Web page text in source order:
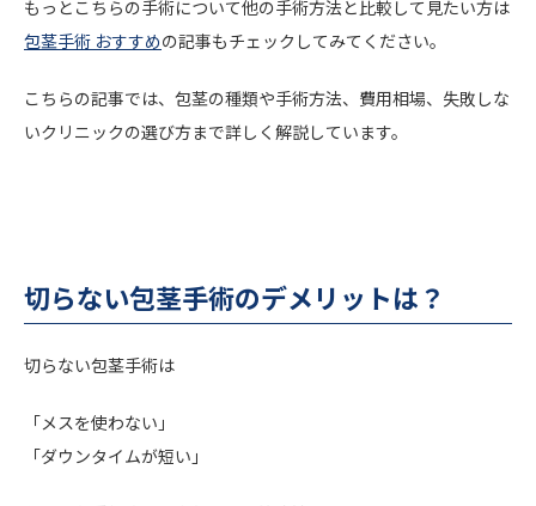
もっとこちらの手術について他の手術方法と比較して見たい方は
包茎手術 おすすめの記事もチェックしてみてください。
こちらの記事では、包茎の種類や手術方法、費用相場、失敗しな
いクリニックの選び方まで詳しく解説しています。
切らない包茎手術のデメリットは？
切らない包茎手術は
「メスを使わない」
「ダウンタイムが短い」